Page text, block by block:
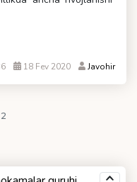
18 Fev 2020 Javohir
2